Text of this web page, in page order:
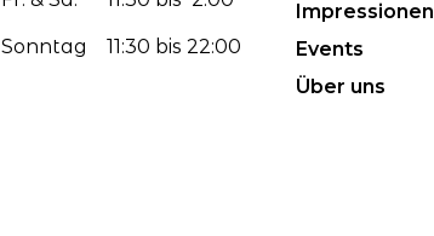
Sonntag 11:30 bis 22:00
Impressionen
Events
Über uns